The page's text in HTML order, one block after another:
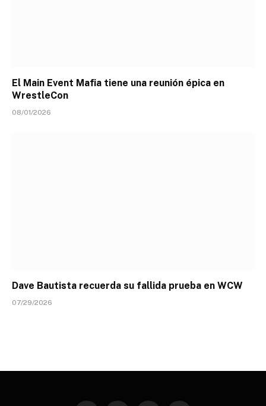
El Main Event Mafia tiene una reunión épica en
WrestleCon
08/01/2026
Dave Bautista recuerda su fallida prueba en WCW
07/29/2026